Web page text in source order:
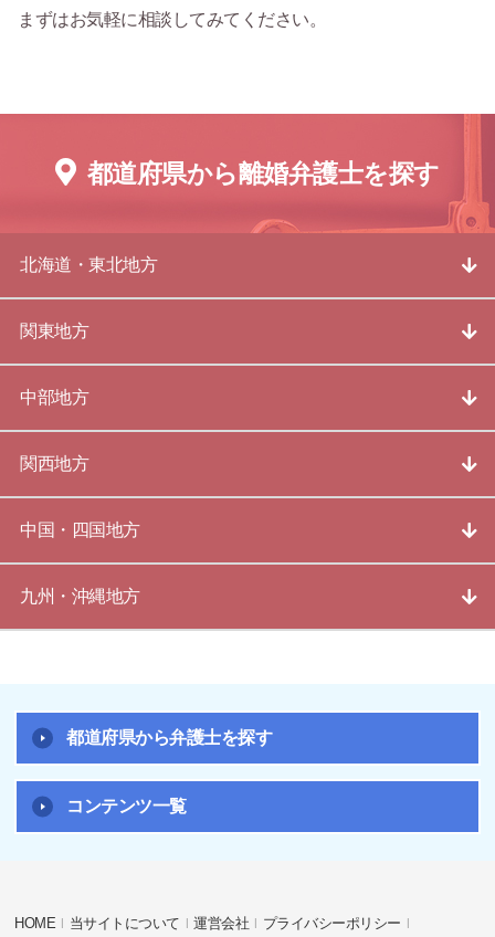
まずはお気軽に相談してみてください。
都道府県から離婚弁護士を探す
北海道・東北地方
関東地方
中部地方
関西地方
中国・四国地方
九州・沖縄地方
都道府県から弁護士を探す
コンテンツ一覧
HOME 当サイトについて 運営会社 プライバシーポリシー